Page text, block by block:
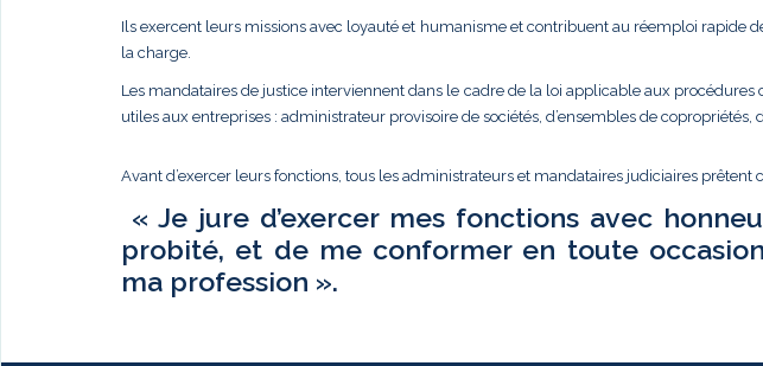
Ils exercent leurs missions avec loyauté et humanisme et contribuent au réemploi rapide
la charge.
Les mandataires de justice interviennent dans le cadre de la loi applicable aux procédures
utiles aux entreprises : administrateur provisoire de sociétés, d’ensembles de copropriétés,
Avant d’exercer leurs fonctions, tous les administrateurs et mandataires judiciaires prêtent
« Je jure d’exercer mes fonctions avec
probité, et de me conformer en toute
ma profession ».